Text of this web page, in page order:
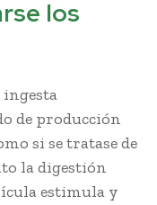
los
de producción
si se tratase de
la digestión
estimula y